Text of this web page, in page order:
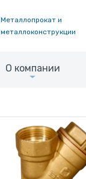
Металлопрокат и
металлоконструкции
О компании